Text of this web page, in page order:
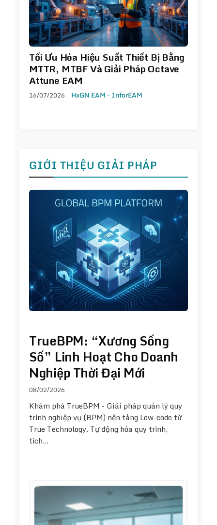
Tối Ưu Hóa Hiệu Suất Thiết Bị Bằng
MTTR, MTBF Và Giải Pháp Octave
Attune EAM
16/07/2026 HxGN EAM - InforEAM
GIỚI THIỆU GIẢI PHÁP
TrueBPM: “Xương Sống
Số” Linh Hoạt Cho Doanh
Nghiệp Thời Đại Mới
08/02/2026
Khám phá TrueBPM - Giải pháp quản lý quy
trình nghiệp vụ (BPM) nền tảng Low-code từ
True Technology. Tự động hóa quy trình,
tích…